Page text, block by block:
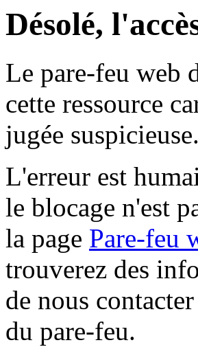
Désolé,
Le pare-feu web
cette ressource
jugée suspicieuse.
L'erreur est
le blocage n'est
la page Pare-feu
trouverez des
de nous
du pare-feu.